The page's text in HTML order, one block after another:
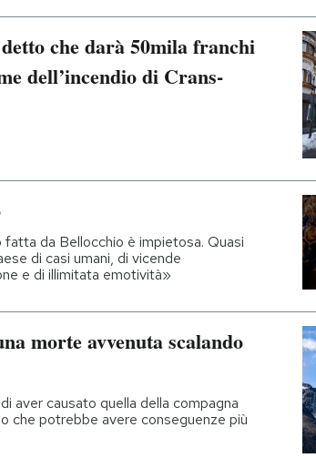
che darà 50mila franchi
dell’incendio di Crans-
da Bellocchio è impietosa. Quasi
di casi umani, di vicende
e di illimitata emotività»
morte avvenuta scalando
aver causato quella della compagna
che potrebbe avere conseguenze più